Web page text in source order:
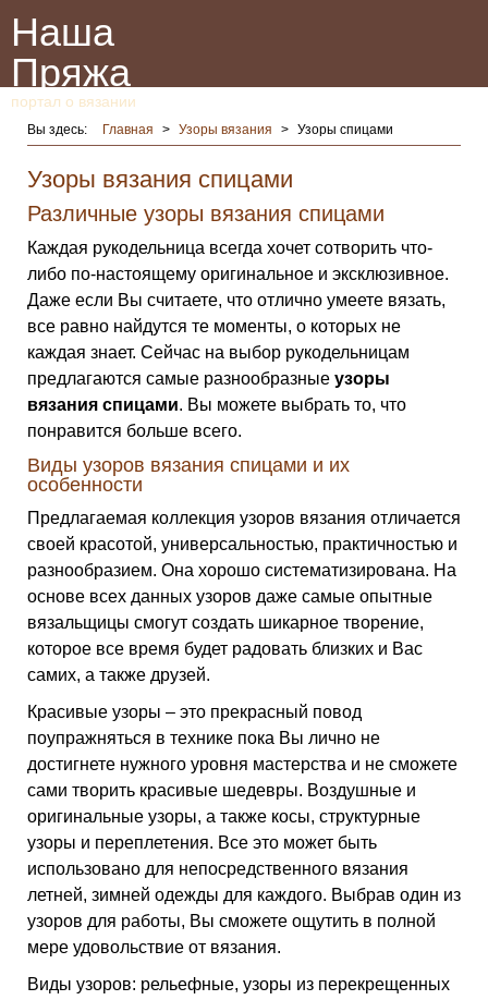
Наша
Пряжа
портал о вязании
Вы здесь: Главная > Узоры вязания > Узоры спицами
Узоры вязания спицами
Различные узоры вязания спицами
Каждая рукодельница всегда хочет сотворить что-
либо по-настоящему оригинальное и эксклюзивное.
Даже если Вы считаете, что отлично умеете вязать,
все равно найдутся те моменты, о которых не
каждая знает. Сейчас на выбор рукодельницам
предлагаются самые разнообразные узоры
вязания спицами. Вы можете выбрать то, что
понравится больше всего.
Виды узоров вязания спицами и их
особенности
Предлагаемая коллекция узоров вязания отличается
своей красотой, универсальностью, практичностью и
разнообразием. Она хорошо систематизирована. На
основе всех данных узоров даже самые опытные
вязальщицы смогут создать шикарное творение,
которое все время будет радовать близких и Вас
самих, а также друзей.
Красивые узоры – это прекрасный повод
поупражняться в технике пока Вы лично не
достигнете нужного уровня мастерства и не сможете
сами творить красивые шедевры. Воздушные и
оригинальные узоры, а также косы, структурные
узоры и переплетения. Все это может быть
использовано для непосредственного вязания
летней, зимней одежды для каждого. Выбрав один из
узоров для работы, Вы сможете ощутить в полной
мере удовольствие от вязания.
Виды узоров: рельефные, узоры из перекрещенных